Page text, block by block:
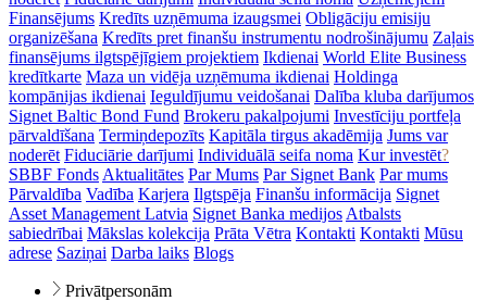
Finansējums Kredīts uzņēmuma izaugsmei Obligāciju emisiju
organizēšana Kredīts pret finanšu instrumentu nodrošinājumu Zaļais
finansējums ilgtspējīgiem projektiem Ikdienai World Elite Business
kredītkarte Maza un vidēja uzņēmuma ikdienai Holdinga
kompānijas ikdienai Ieguldījumu veidošanai Dalība kluba darījumos
Signet Baltic Bond Fund Brokeru pakalpojumi Investīciju portfeļa
pārvaldīšana Termiņdepozīts Kapitāla tirgus akadēmija Jums var
noderēt Fiduciārie darījumi Individuālā seifa noma Kur investēt?
SBBF Fonds Aktualitātes Par Mums Par Signet Bank Par mums
Pārvaldība Vadība Karjera Ilgtspēja Finanšu informācija Signet
Asset Management Latvia Signet Banka medijos Atbalsts
sabiedrībai Mākslas kolekcija Prāta Vētra Kontakti Kontakti Mūsu
adrese Saziņai Darba laiks Blogs
Privātpersonām